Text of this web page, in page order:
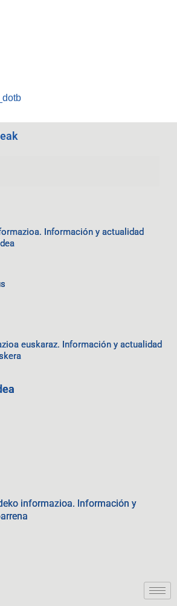
Información y actualidad
euskaraz. Información y actualidad
informazioa. Información y